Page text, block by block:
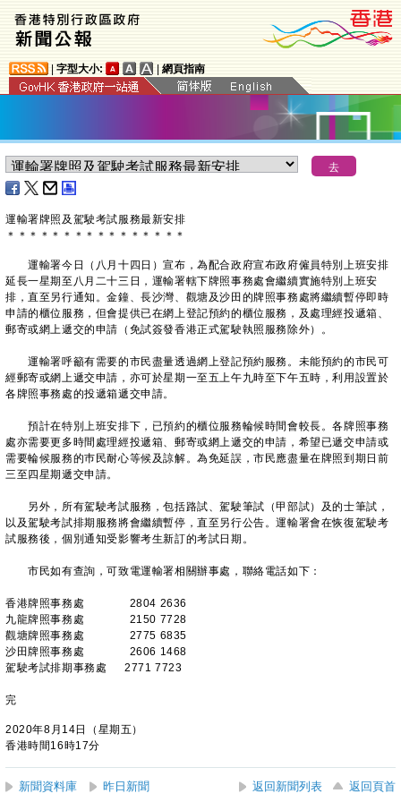
字型大小: 網頁指南
運輸署牌照及駕駛考試服務最新安排
＊ ＊ ＊ ＊ ＊ ＊ ＊ ＊ ＊ ＊ ＊ ＊ ＊ ＊ ＊ ＊
運輸署今日（八月十四日）宣布，為配合政府宣布政府僱員特別上班安排
延長一星期至八月二十三日，運輸署轄下牌照事務處會繼續實施特別上班安
排，直至另行通知。金鐘、長沙灣、觀塘及沙田的牌照事務處將繼續暫停即時
申請的櫃位服務，但會提供已在網上登記預約的櫃位服務，及處理經投遞箱、
郵寄或網上遞交的申請（免試簽發香港正式駕駛執照服務除外）。
運輸署呼籲有需要的市民盡量透過網上登記預約服務。未能預約的市民可
經郵寄或網上遞交申請，亦可於星期一至五上午九時至下午五時，利用設置於
各牌照事務處的投遞箱遞交申請。
預計在特別上班安排下，已預約的櫃位服務輪候時間會較長。各牌照事務
處亦需要更多時間處理經投遞箱、郵寄或網上遞交的申請，希望已遞交申請或
需要輪候服務的巿民耐心等候及諒解。為免延誤，市民應盡量在牌照到期日前
三至四星期遞交申請。
另外，所有駕駛考試服務，包括路試、駕駛筆試（甲部試）及的士筆試，
以及駕駛考試排期服務將會繼續暫停，直至另行公告。運輸署會在恢復駕駛考
試服務後，個別通知受影響考生新訂的考試日期。
市民如有查詢，可致電運輸署相關辦事處，聯絡電話如下：
香港牌照事務處 2804 2636
九龍牌照事務處 2150 7728
觀塘牌照事務處 2775 6835
沙田牌照事務處 2606 1468
駕駛考試排期事務處 2771 7723
完
2020年8月14日（星期五）
香港時間16時17分
新聞資料庫 昨日新聞 返回新聞列表 返回頁首